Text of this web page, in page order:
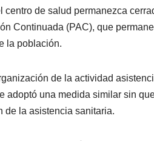
centro de salud permanezca
Continuada (PAC), que
la población.
de la actividad
adoptó una medida similar sin
de la asistencia sanitaria.